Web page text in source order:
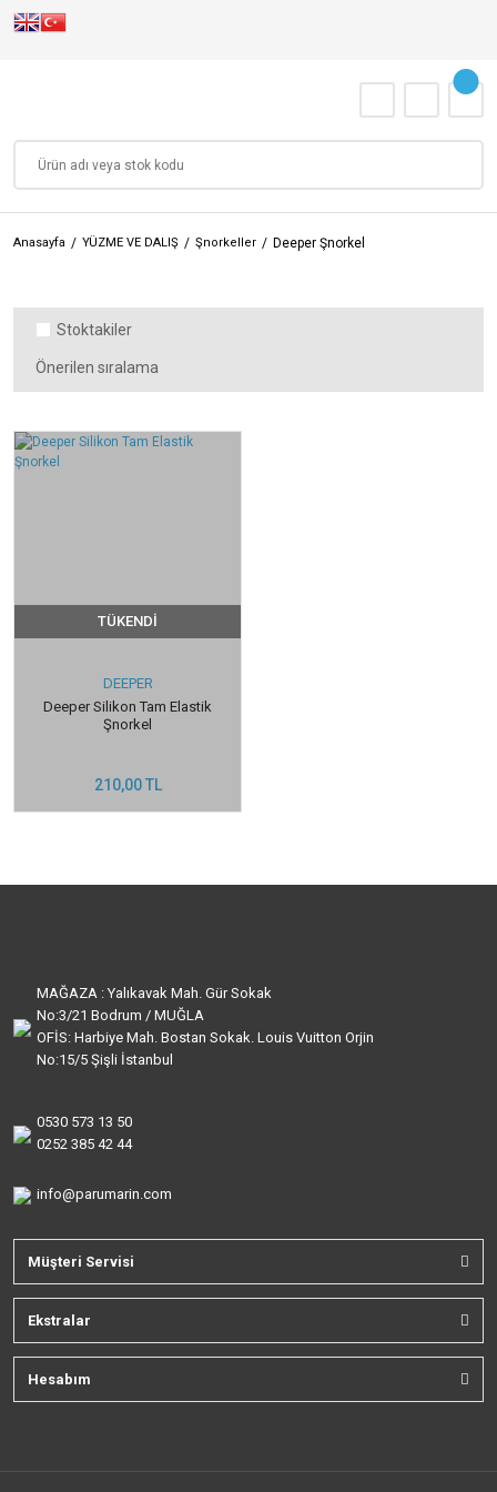
Anasayfa YÜZME VE DALIŞ Şnorkeller Deeper Şnorkel
Stoktakiler
TÜKENDİ
DEEPER
Deeper Silikon Tam Elastik
Şnorkel
210,00 TL
MAĞAZA : Yalıkavak Mah. Gür Sokak
No:3/21 Bodrum / MUĞLA
OFİS: Harbiye Mah. Bostan Sokak. Louis Vuitton Orjin
No:15/5 Şişli İstanbul
0530 573 13 50
0252 385 42 44
info@parumarin.com
Müşteri Servisi
Ekstralar
Hesabım